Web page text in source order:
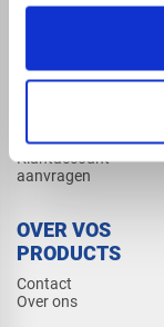
Dak en gevel
Klantaccount
aanvragen
OVER VOS
PRODUCTS
Contact
Over ons